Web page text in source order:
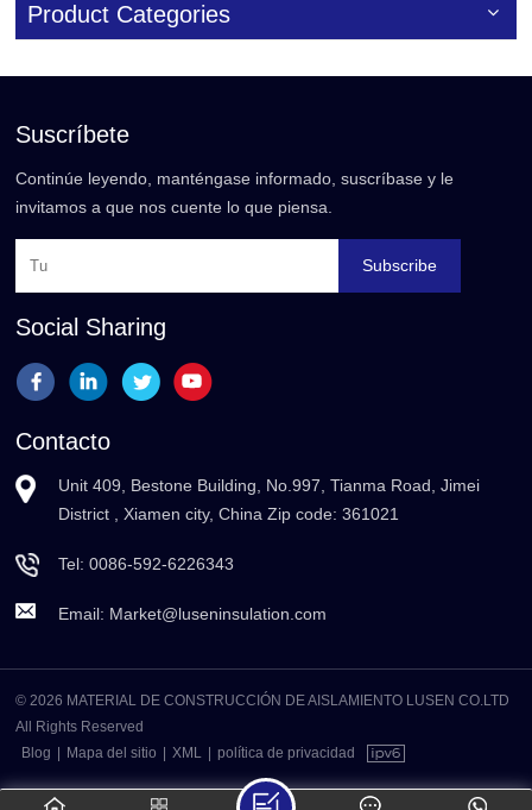
Product Categories
Suscríbete
Continúe leyendo, manténgase informado, suscríbase y le
invitamos a que nos cuente lo que piensa.
Subscribe
Social Sharing
Contacto
Unit 409, Bestone Building, No.997, Tianma Road, Jimei
District , Xiamen city, China Zip code: 361021
Tel:0086-592-6226343
Email: Market@luseninsulation.com
© 2026 MATERIAL DE CONSTRUCCIÓN DE AISLAMIENTO LUSEN CO.LTD
All Rights Reserved
Blog
Mapa del sitio XML política de privacidad